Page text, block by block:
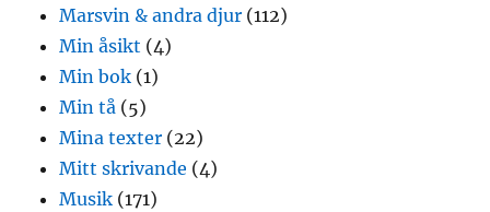
Marsvin & andra djur (112)
Min åsikt (4)
Min bok (1)
Min tå (5)
Mina texter (22)
Mitt skrivande (4)
Musik (171)